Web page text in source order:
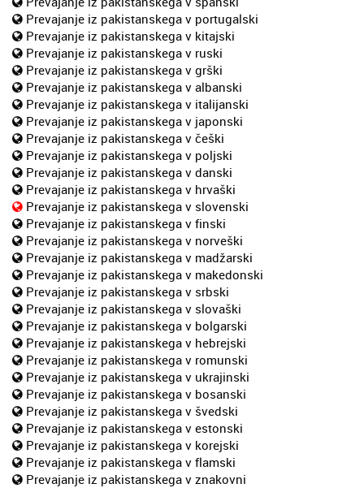
Prevajanje iz pakistanskega v portugalski
Prevajanje iz pakistanskega v kitajski
Prevajanje iz pakistanskega v ruski
Prevajanje iz pakistanskega v grški
Prevajanje iz pakistanskega v albanski
Prevajanje iz pakistanskega v italijanski
Prevajanje iz pakistanskega v japonski
Prevajanje iz pakistanskega v češki
Prevajanje iz pakistanskega v poljski
Prevajanje iz pakistanskega v danski
Prevajanje iz pakistanskega v hrvaški
Prevajanje iz pakistanskega v slovenski
Prevajanje iz pakistanskega v finski
Prevajanje iz pakistanskega v norveški
Prevajanje iz pakistanskega v madžarski
Prevajanje iz pakistanskega v makedonski
Prevajanje iz pakistanskega v srbski
Prevajanje iz pakistanskega v slovaški
Prevajanje iz pakistanskega v bolgarski
Prevajanje iz pakistanskega v hebrejski
Prevajanje iz pakistanskega v romunski
Prevajanje iz pakistanskega v ukrajinski
Prevajanje iz pakistanskega v bosanski
Prevajanje iz pakistanskega v švedski
Prevajanje iz pakistanskega v estonski
Prevajanje iz pakistanskega v korejski
Prevajanje iz pakistanskega v flamski
Prevajanje iz pakistanskega v znakovni